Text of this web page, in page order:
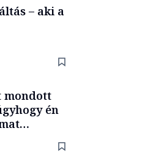
– aki a
mondott
én